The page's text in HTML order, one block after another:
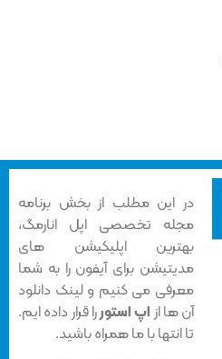
در این مطلب از بخش برنامه
مجله تخصصی اپل انارمگ،
بهترین اپلیکیشن های
مدیتیشن برای آیفون را به شما
معرفی می کنیم و لینک دانلود
آن ها ازاپ استوررا قرار داده ایم.
تا انتها با ما همراه باشید.